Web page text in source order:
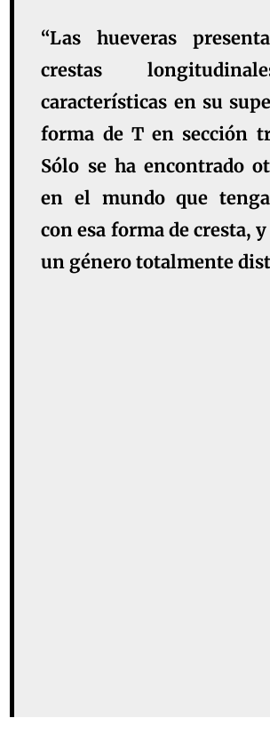
“Las hueveras
crestas
características en su
forma de T en sección
Sólo se ha encontrado
en el mundo que
con esa forma de cresta,
un género totalmente